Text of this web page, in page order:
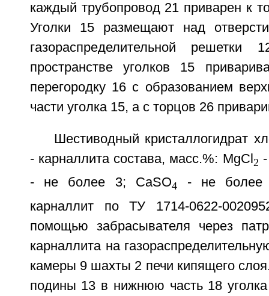
каждый трубопровод 21 приварен к
Уголки 15 размещают над
газораспределительной
пространстве уголков 15
перегородку 16 с образованием
части уголка 15, а с торцов 26
Шестиводный кристаллогидрат
- карналлита состава, масс.%: MgCl 2
- не более 3; CaSO4
- не более
карналлит по ТУ 1714-0622-
помощью забрасывателя через
карналлита на
камеры 9 шахты 2 печи кипящего
подины 13 в нижнюю часть 18